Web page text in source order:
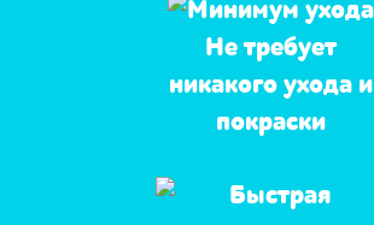
Не требует
никакого ухода и
покраски